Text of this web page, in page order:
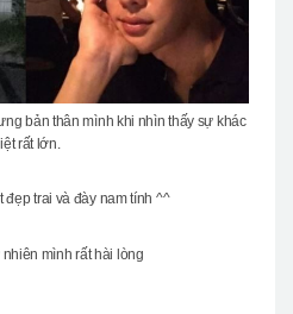
bản thân mình khi nhìn thấy sự khác
rất lớn.
đẹp trai và đày nam tính ^^
mình rất hài lòng